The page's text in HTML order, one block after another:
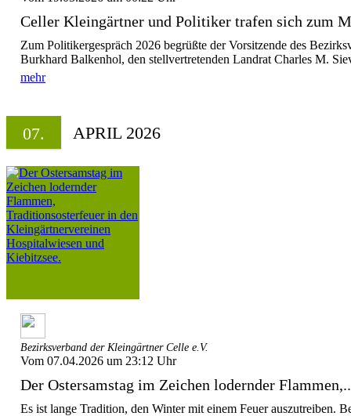
Celler Kleingärtner und Politiker trafen sich zum
Zum Politikergespräch 2026 begrüßte der Vorsitzende des
Burkhard Balkenhol, den stellvertretenden Landrat Charles M.
mehr
07. APRIL 2026
Bezirksverband der Kleingärtner Celle e.V.
Vom 07.04.2026 um 23:12 Uhr
Der Ostersamstag im Zeichen lodernder
Es ist lange Tradition, den Winter mit einem Feuer auszutreiben.